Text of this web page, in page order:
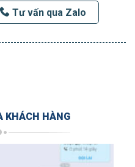
Tư vấn qua Zalo
KHÁCH HÀNG